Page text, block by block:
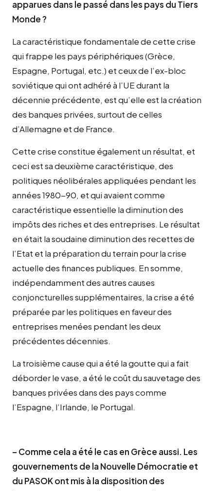
apparues dans le passé dans les pays du Tiers
Monde ?
La caractéristique fondamentale de cette crise
qui frappe les pays périphériques (Grèce,
Espagne, Portugal, etc.) et ceux de l’ex-bloc
soviétique qui ont adhéré à l’UE durant la
décennie précédente, est qu’elle est la création
des banques privées, surtout de celles
d’Allemagne et de France.
Cette crise constitue également un résultat, et
ceci est sa deuxième caractéristique, des
politiques néolibérales appliquées pendant les
années 1980-90, et qui avaient comme
caractéristique essentielle la diminution des
impôts des riches et des entreprises. Le résultat
en était la soudaine diminution des recettes de
l’Etat et la préparation du terrain pour la crise
actuelle des finances publiques. En somme,
indépendamment des autres causes
conjoncturelles supplémentaires, la crise a été
préparée par les politiques en faveur des
entreprises menées pendant les deux
précédentes décennies.
La troisième cause qui a été la goutte qui a fait
déborder le vase, a été le coût du sauvetage des
banques privées dans des pays comme
l’Espagne, l’Irlande, le Portugal.
– Comme cela a été le cas en Grèce aussi. Les
gouvernements de la Nouvelle Démocratie et
du PASOK ont mis à la disposition des